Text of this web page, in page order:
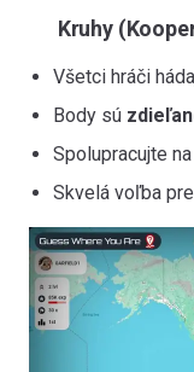
Kruhy
Všetci hráči
Body sú
Spolupracujte
Skvelá voľba